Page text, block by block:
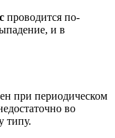
проводится по-
и в
при периодическом
во
типу.